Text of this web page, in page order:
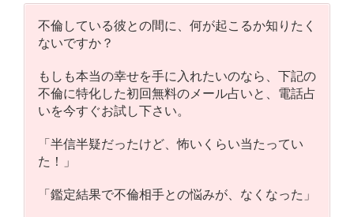
不倫している彼との間に、何が起こるか知りたく
ないですか？
もしも本当の幸せを手に入れたいのなら、下記の
不倫に特化した初回無料のメール占いと、電話占
いを今すぐお試し下さい。
「半信半疑だったけど、怖いくらい当たってい
た！」
「鑑定結果で不倫相手との悩みが、なくなった」